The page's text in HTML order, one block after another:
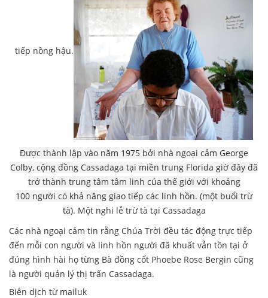
tiếp nồng hậu.
Được thành lập vào năm 1975 bởi nhà ngoại cảm George
Colby, cộng đồng Cassadaga tại miền trung Florida giờ đây đã
trở thành trung tâm tâm linh của thế giới với khoảng
100 người có khả năng giao tiếp các linh hồn. (một buổi trừ
tà). Một nghi lễ trừ tà tại Cassadaga
Các nhà ngoại cảm tin rằng Chúa Trời đều tác động trực tiếp
đến mỗi con người và linh hồn người đã khuất vẫn tồn tại ở
đúng hình hài họ từng Bà đồng cốt Phoebe Rose Bergin cũng
là người quản lý thị trấn Cassadaga.
Biên dịch từ mailuk